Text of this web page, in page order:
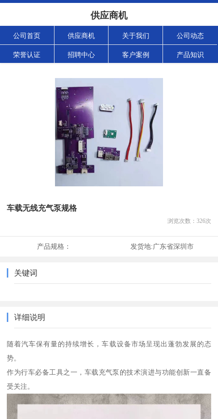
供应商机
公司首页 供应商机 关于我们 公司动态
荣誉认证 招聘中心 客户案例 产品知识
车载无线充气泵规格
浏览次数： 326次
产品规格： 发货地:广东省深圳市
关键词
详细说明
随着汽车保有量的持续增长，车载设备市场呈现出蓬勃发展的态
势。
作为行车必备工具之一，车载充气泵的技术演进与功能创新一直备
受关注。